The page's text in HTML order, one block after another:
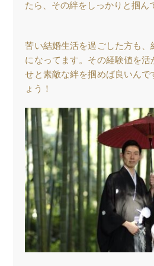
たら、その絆をしっかりと掴ん
苦い結婚生活を過ごした方も、
になってます。その経験値を
せと素敵な絆を掴めば良いんで
ょう！